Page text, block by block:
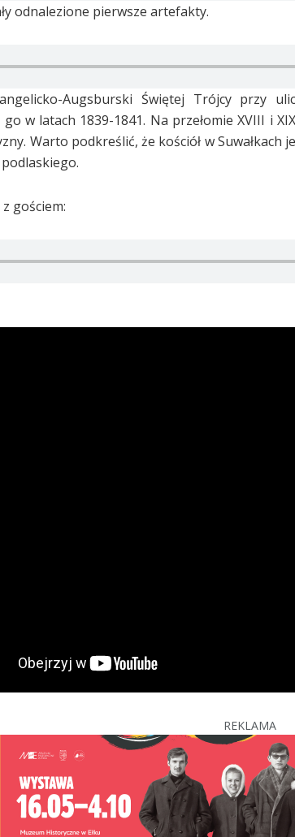
odnalezione pierwsze artefakty.
Augsburski Świętej Trójcy przy
w latach 1839-1841. Na przełomie XVIII i
Warto podkreślić, że kościół w
gościem:
REKLAMA